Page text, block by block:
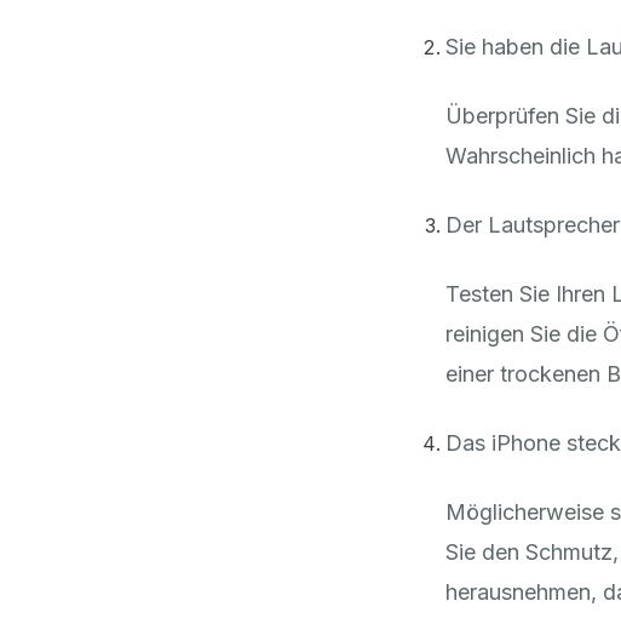
Sie haben die
Überprüfen Sie
Wahrscheinlich
Der
Testen Sie Ihren
reinigen Sie die
einer trockenen
Das iPhone
Möglicherweise
Sie den
herausnehmen,